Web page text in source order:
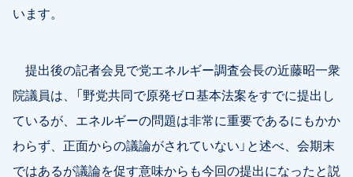
います。
提出後の記者会見で党エネルギー調査会長の近藤昭一衆
院議員は、「野党共同で原発ゼロ基本法案をすでに提出し
ているが、エネルギーの問題は非常に重要であるにもかか
わらず、正面からの議論がされていない」と述べ、会期末
ではあるが議論を促す意味からも今回の提出になったと説